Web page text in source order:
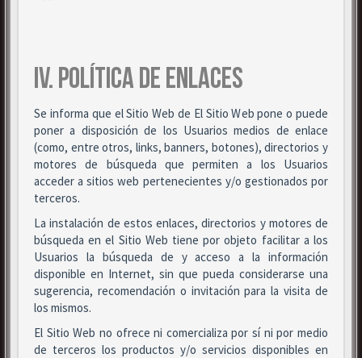
IV. POLÍTICA DE ENLACES
Se informa que el Sitio Web de El Sitio Web pone o puede
poner a disposición de los Usuarios medios de enlace
(como, entre otros, links, banners, botones), directorios y
motores de búsqueda que permiten a los Usuarios
acceder a sitios web pertenecientes y/o gestionados por
terceros.
La instalación de estos enlaces, directorios y motores de
búsqueda en el Sitio Web tiene por objeto facilitar a los
Usuarios la búsqueda de y acceso a la información
disponible en Internet, sin que pueda considerarse una
sugerencia, recomendación o invitación para la visita de
los mismos.
El Sitio Web no ofrece ni comercializa por sí ni por medio
de terceros los productos y/o servicios disponibles en